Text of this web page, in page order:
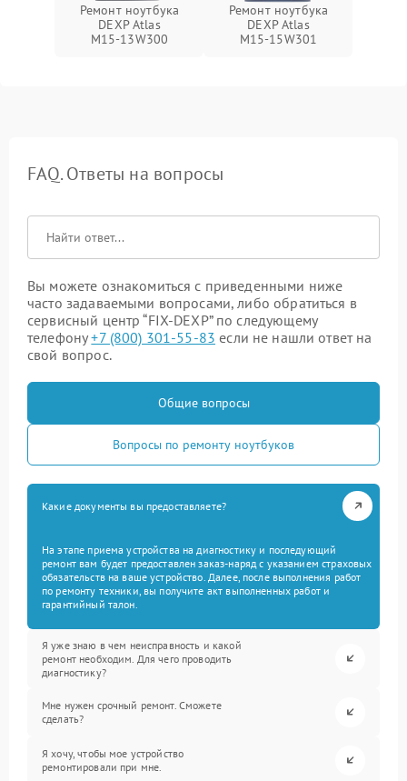
Ремонт ноутбука
DEXP Atlas
M15‑13W300
Ремонт ноутбука
DEXP Atlas
M15‑15W301
FAQ. Ответы на вопросы
Вы можете ознакомиться с приведенными ниже
часто задаваемыми вопросами, либо обратиться в
сервисный центр “FIX-DEXP” по следующему
телефону+7 (800) 301-55-83 если не нашли ответ на
свой вопрос.
Общие вопросы
Вопросы по ремонту ноутбуков
Какие документы вы предоставляете?
На этапе приема устройства на диагностику и последующий
ремонт вам будет предоставлен заказ-наряд с указанием страховых
обязательств на ваше устройство. Далее, после выполнения работ
по ремонту техники, вы получите акт выполненных работ и
гарантийный талон.
Я уже знаю в чем неисправность и какой
ремонт необходим. Для чего проводить
диагностику?
Мне нужен срочный ремонт. Сможете
сделать?
Я хочу, чтобы мое устройство
ремонтировали при мне.